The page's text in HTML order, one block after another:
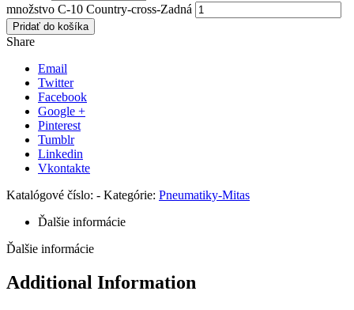
množstvo C-10 Country-cross-Zadná
Pridať do košíka
Share
Email
Twitter
Facebook
Google +
Pinterest
Tumblr
Linkedin
Vkontakte
Katalógové číslo: - Kategórie: Pneumatiky-Mitas
Ďalšie informácie
Ďalšie informácie
Additional Information